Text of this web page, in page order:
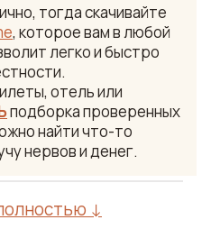
тогда скачивайте
, которое вам в любой
легко и быстро
отель или
подборка проверенных
найти что-то
нервов и денег.
↓